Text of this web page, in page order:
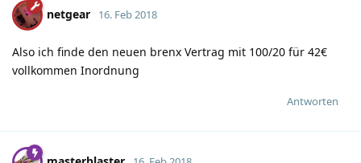
netgear 16. Feb 2018
Also ich finde den neuen brenx Vertrag mit 100/20 für 42€
vollkommen Inordnung
Antworten